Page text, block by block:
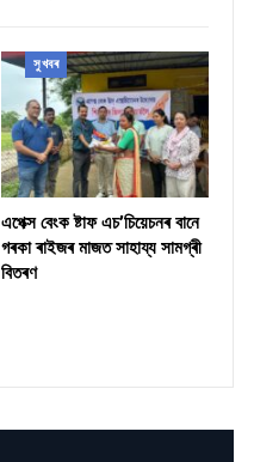
সুখবৰ
​এপেক্স বেংক ষ্টাফ এচ’চিয়েচনৰ বানে
গৰকা ৰাইজৰ মাজত সাহায্য সামগ্ৰী
বিতৰণ ​